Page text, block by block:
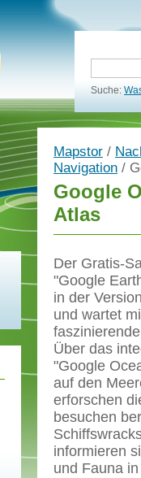
Suche:
Mapstor /
Navigation /
Google
Atlas
Der Gratis-
"Google
in der
und wartet
Über das
"Google
auf den
erforschen
besuchen
informieren
und Fauna